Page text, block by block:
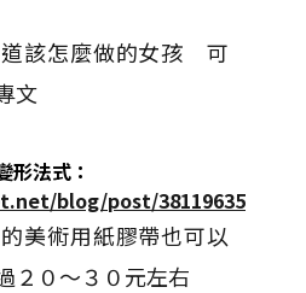
該怎麼做的女孩 可
文
形法式：
blog/post/38119635
美術用紙膠帶也可以
０～３０元左右